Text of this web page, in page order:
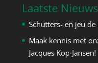
Laatste Nieuws
Schutters- en jeu
Maak kennis met
Jacques Kop-Jansen!